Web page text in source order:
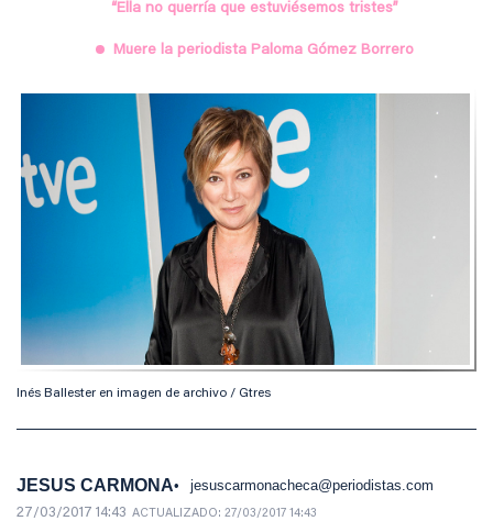
“Ella no querría que estuviésemos tristes”
Muere la periodista Paloma Gómez Borrero
Inés Ballester en imagen de archivo / Gtres
JESUS CARMONA jesuscarmonacheca@periodistas.com
27/03/2017 14:43 ACTUALIZADO: 27/03/2017 14:43